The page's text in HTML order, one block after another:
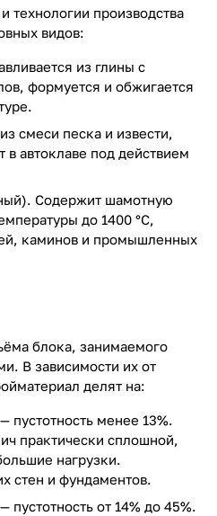
технологии производства
видов:
из глины с
формуется и обжигается
смеси песка и извести,
в автоклаве под действием
Содержит шамотную
до 1400 °C,
каминов и промышленных
блока, занимаемого
В зависимости их от
делят на:
пустотность менее 13%.
практически сплошной,
нагрузки.
стен и фундаментов.
от 14% до 45%.